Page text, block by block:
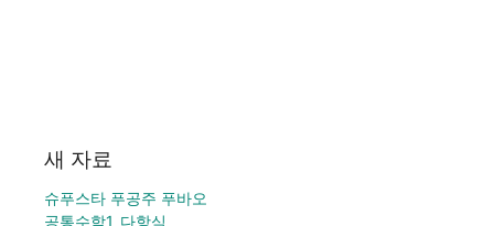
새 자료
슈푸스타 푸공주 푸바오
공통수학1_다항식